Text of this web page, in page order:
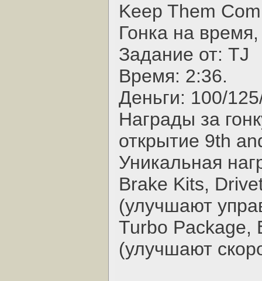
Keep Them
Гонка на
Задание от: TJ
Время: 2:36.
Деньги: 100/
Награды за
открытие 9th
Уникальная
Brake Kits,
(улучшают
Turbo Package,
(улучшают